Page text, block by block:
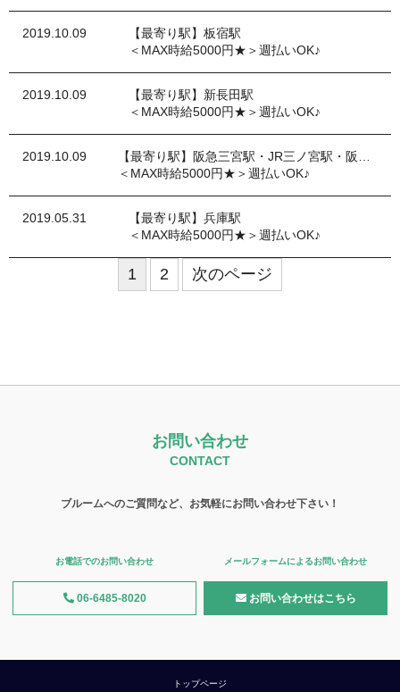
2019.10.09
【最寄り駅】板宿駅
＜MAX時給5000円★＞週払いOK♪
2019.10.09
【最寄り駅】新長田駅
＜MAX時給5000円★＞週払いOK♪
2019.10.09
【最寄り駅】阪急三宮駅・JR三ノ宮駅・阪神三宮駅
＜MAX時給5000円★＞週払いOK♪
2019.05.31
【最寄り駅】兵庫駅
＜MAX時給5000円★＞週払いOK♪
1 2 次のページ
お問い合わせ
CONTACT
ブルームへのご質問など、お気軽にお問い合わせ下さい！
お電話でのお問い合わせ
06-6485-8020
メールフォームによるお問い合わせ
お問い合わせはこちら
トップページ